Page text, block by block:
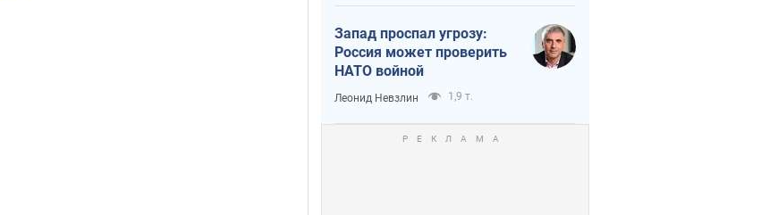
Запад проспал угрозу:
Россия может проверить
НАТО войной
Леонид Невзлин 1,9 т.